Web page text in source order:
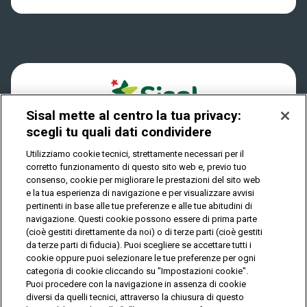
Play Your Date
Privacy
IL GIOCO È VIETATO AI MINORI E PUÒ CAUSARE
DIPENDENZA PATOLOGICA
© Copyright Sisal Italia S.p.A. - P.I. 02433760135
Privacy Cookies
Mappa
del
sito
Sisal mette al centro la tua privacy:
scegli tu quali dati condividere
Utilizziamo cookie tecnici, strettamente necessari per il
corretto funzionamento di questo sito web e, previo tuo
consenso, cookie per migliorare le prestazioni del sito web
e la tua esperienza di navigazione e per visualizzare avvisi
pertinenti in base alle tue preferenze e alle tue abitudini di
navigazione. Questi cookie possono essere di prima parte
(cioè gestiti direttamente da noi) o di terze parti (cioè gestiti
da terze parti di fiducia). Puoi scegliere se accettare tutti i
cookie oppure puoi selezionare le tue preferenze per ogni
categoria di cookie cliccando su "Impostazioni cookie".
Puoi procedere con la navigazione in assenza di cookie
diversi da quelli tecnici, attraverso la chiusura di questo